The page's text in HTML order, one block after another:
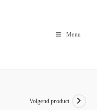
Menu
Volgend product